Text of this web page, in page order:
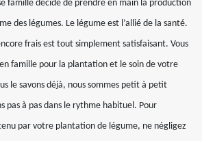
famille décide de prendre en main la production
des légumes. Le légume est l’allié de la santé.
frais est tout simplement satisfaisant. Vous
famille pour la plantation et le soin de votre
le savons déjà, nous sommes petit à petit
pas à pas dans le rythme habituel. Pour
par votre plantation de légume, ne négligez